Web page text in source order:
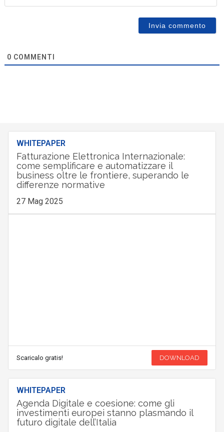
0 COMMENTI
WHITEPAPER
Fatturazione Elettronica Internazionale:
come semplificare e automatizzare il
business oltre le frontiere, superando le
differenze normative
27 Mag 2025
Scaricalo gratis! DOWNLOAD
WHITEPAPER
Agenda Digitale e coesione: come gli
investimenti europei stanno plasmando il
futuro digitale dell’Italia